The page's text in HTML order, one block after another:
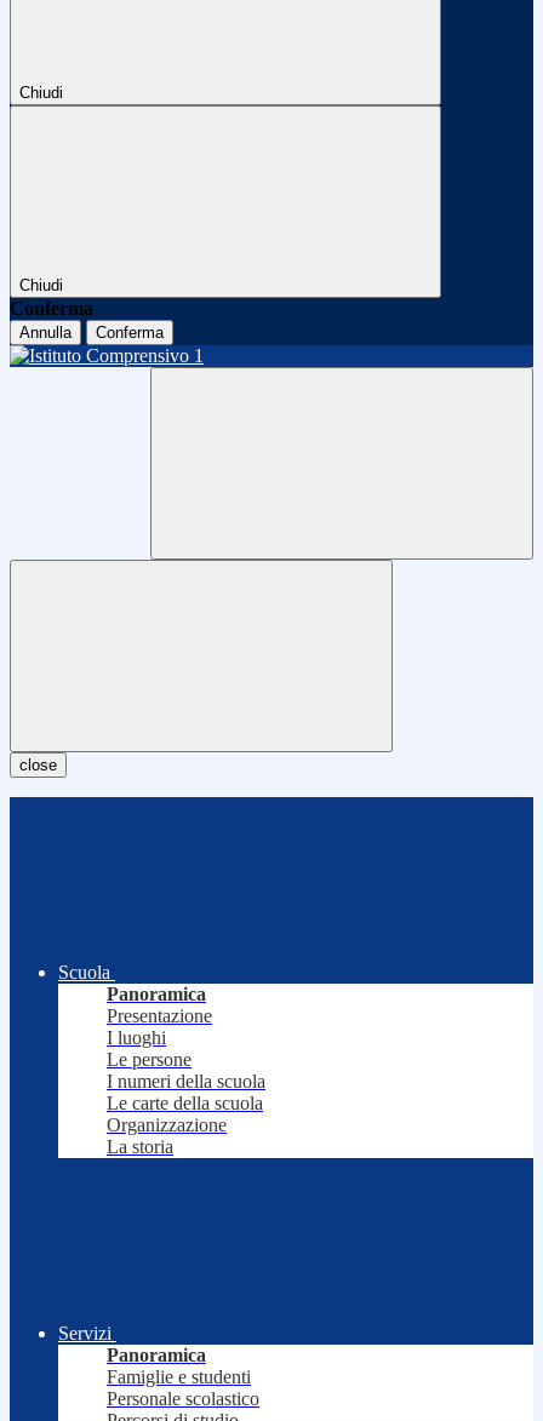
Chiudi
Chiudi
Conferma
Annulla Conferma
close
Scuola
Panoramica
Presentazione
I luoghi
Le persone
I numeri della scuola
Le carte della scuola
Organizzazione
La storia
Servizi
Panoramica
Famiglie e studenti
Personale scolastico